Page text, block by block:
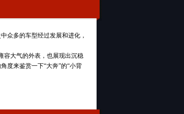
众多的车型经过发展和进化，
容大气的外表，也展现出沉稳
度来鉴赏一下“大奔”的“小背